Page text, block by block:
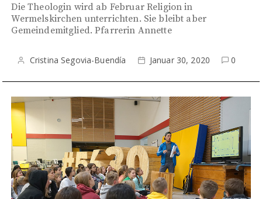
Die Theologin wird ab Februar Religion in
Wermelskirchen unterrichten. Sie bleibt aber
Gemeindemitglied. Pfarrerin Annette
Cristina Segovia-Buendía Januar 30, 2020 0